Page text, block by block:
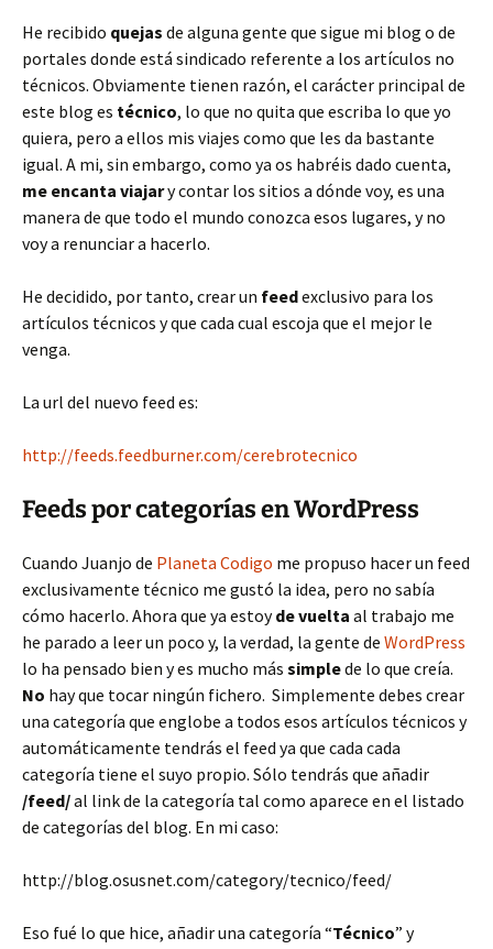
He recibido quejas de alguna gente que sigue mi blog o de
portales donde está sindicado referente a los artículos no
técnicos. Obviamente tienen razón, el carácter principal de
este blog es técnico, lo que no quita que escriba lo que yo
quiera, pero a ellos mis viajes como que les da bastante
igual. A mi, sin embargo, como ya os habréis dado cuenta,
me encanta viajary contar los sitios a dónde voy, es una
manera de que todo el mundo conozca esos lugares, y no
voy a renunciar a hacerlo.
He decidido, por tanto, crear un feedexclusivo para los
artículos técnicos y que cada cual escoja que el mejor le
venga.
La url del nuevo feed es:
http://feeds.feedburner.com/cerebrotecnico
Feeds por categorías en WordPress
Cuando Juanjo de Planeta Codigo me propuso hacer un feed
exclusivamente técnico me gustó la idea, pero no sabía
cómo hacerlo. Ahora que ya estoyde vuelta al trabajo me
he parado a leer un poco y, la verdad, la gente de WordPress
lo ha pensado bien y es mucho más simplede lo que creía.
No hay que tocar ningún fichero. Simplemente debes crear
una categoría que englobe a todos esos artículos técnicos y
automáticamente tendrás el feed ya que cada cada
categoría tiene el suyo propio. Sólo tendrás que añadir
/feed/al link de la categoría tal como aparece en el listado
de categorías del blog. En mi caso:
http://blog.osusnet.com/category/tecnico/feed/
Eso fué lo que hice, añadir una categoría “Técnico” y